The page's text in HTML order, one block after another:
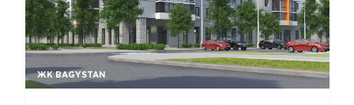
ЖК BAGYSTAN